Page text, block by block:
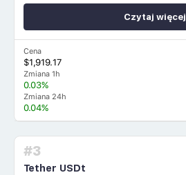
Cena
$1,919.17
Zmiana 1h
0.03%
Zmiana 24h
0.04%
Czytaj więcej
#3
Tether USDt